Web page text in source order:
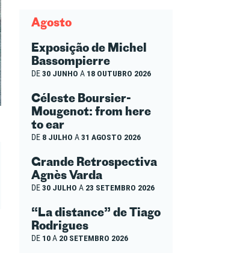
Agosto
Exposição de Michel
Bassompierre
DE30 JUNHO A 18 OUTUBRO 2026
Céleste Boursier-
Mougenot: from here
to ear
DE 8 JULHO A31 AGOSTO 2026
Grande Retrospectiva
Agnès Varda
DE30 JULHO A 23 SETEMBRO 2026
“La distance” de Tiago
Rodrigues
DE 10A 20 SETEMBRO 2026